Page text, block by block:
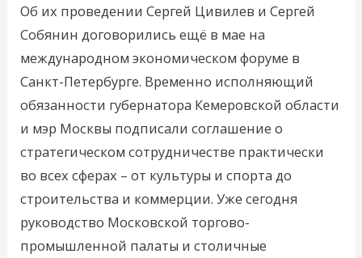
Об их проведении Сергей Цивилев и Сергей
Собянин договорились ещё в мае на
международном экономическом форуме в
Санкт-Петербурге. Временно исполняющий
обязанности губернатора Кемеровской области
и мэр Москвы подписали соглашение о
стратегическом сотрудничестве практически
во всех сферах – от культуры и спорта до
строительства и коммерции. Уже сегодня
руководство Московской торгово-
промышленной палаты и столичные